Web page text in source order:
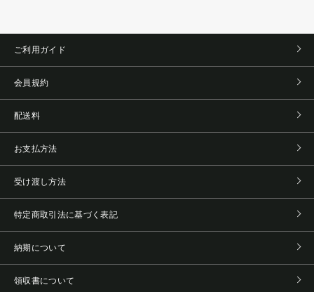
ご利用ガイド
会員規約
配送料
お支払方法
受け渡し方法
特定商取引法に基づく表記
納期について
領収書について